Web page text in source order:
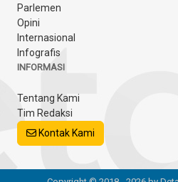
Parlemen
Opini
Internasional
Infografis
INFORMASI
Tentang Kami
Tim Redaksi
Kontak Kami